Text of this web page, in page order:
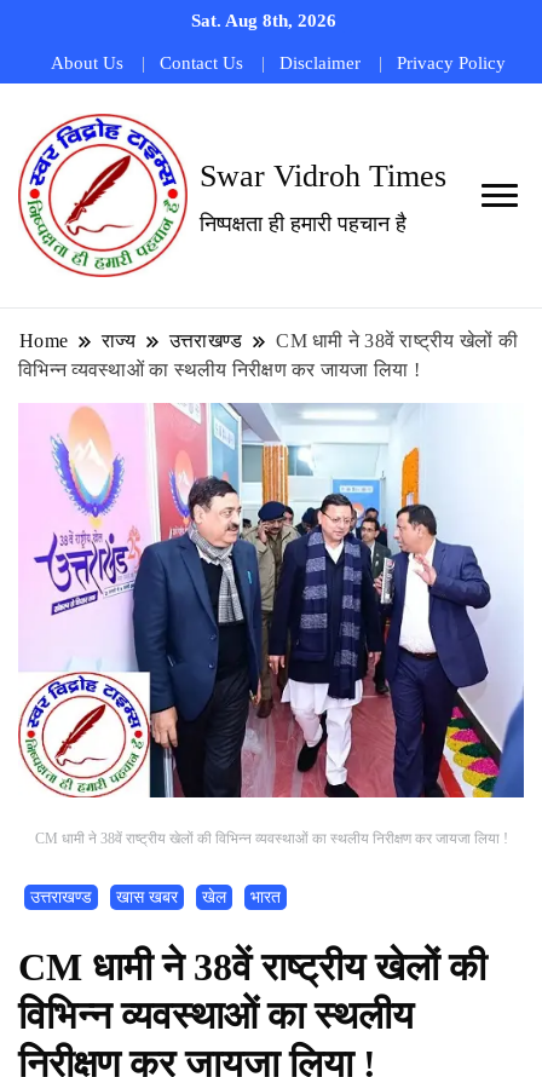
Sat. Aug 8th, 2026
About Us Contact Us Disclaimer Privacy Policy
Swar Vidroh Times
निष्पक्षता ही हमारी पहचान है
Home राज्य उत्तराखण्ड
CM धामी ने 38वें राष्ट्रीय खेलों की
विभिन्न व्यवस्थाओं का स्थलीय निरीक्षण कर जायजा लिया !
CM धामी ने 38वें राष्ट्रीय खेलों की विभिन्न व्यवस्थाओं का स्थलीय निरीक्षण कर जायजा लिया !
उत्तराखण्ड खास खबर खेल भारत
CM धामी ने 38वें राष्ट्रीय खेलों की
विभिन्न व्यवस्थाओं का स्थलीय
निरीक्षण कर जायजा लिया !